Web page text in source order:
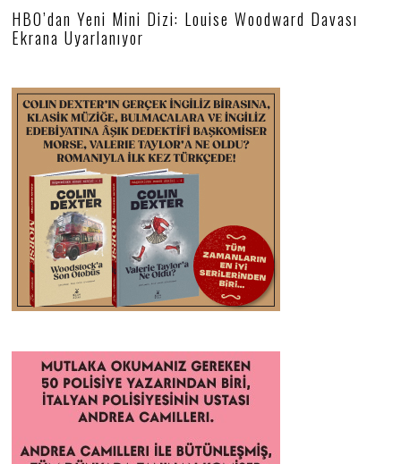
HBO’dan Yeni Mini Dizi: Louise Woodward Davası
Ekrana Uyarlanıyor